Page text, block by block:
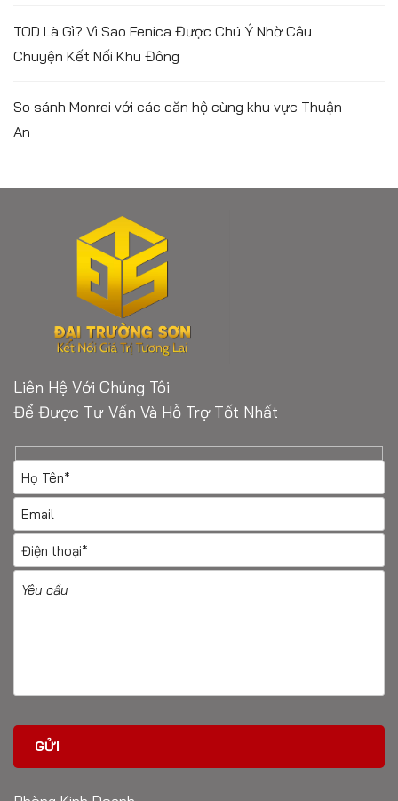
TOD Là Gì? Vì Sao Fenica Được Chú Ý Nhờ Câu
Chuyện Kết Nối Khu Đông
So sánh Monrei với các căn hộ cùng khu vực Thuận
An
Liên Hệ Với Chúng Tôi
Để Được Tư Vấn Và Hỗ Trợ Tốt Nhất